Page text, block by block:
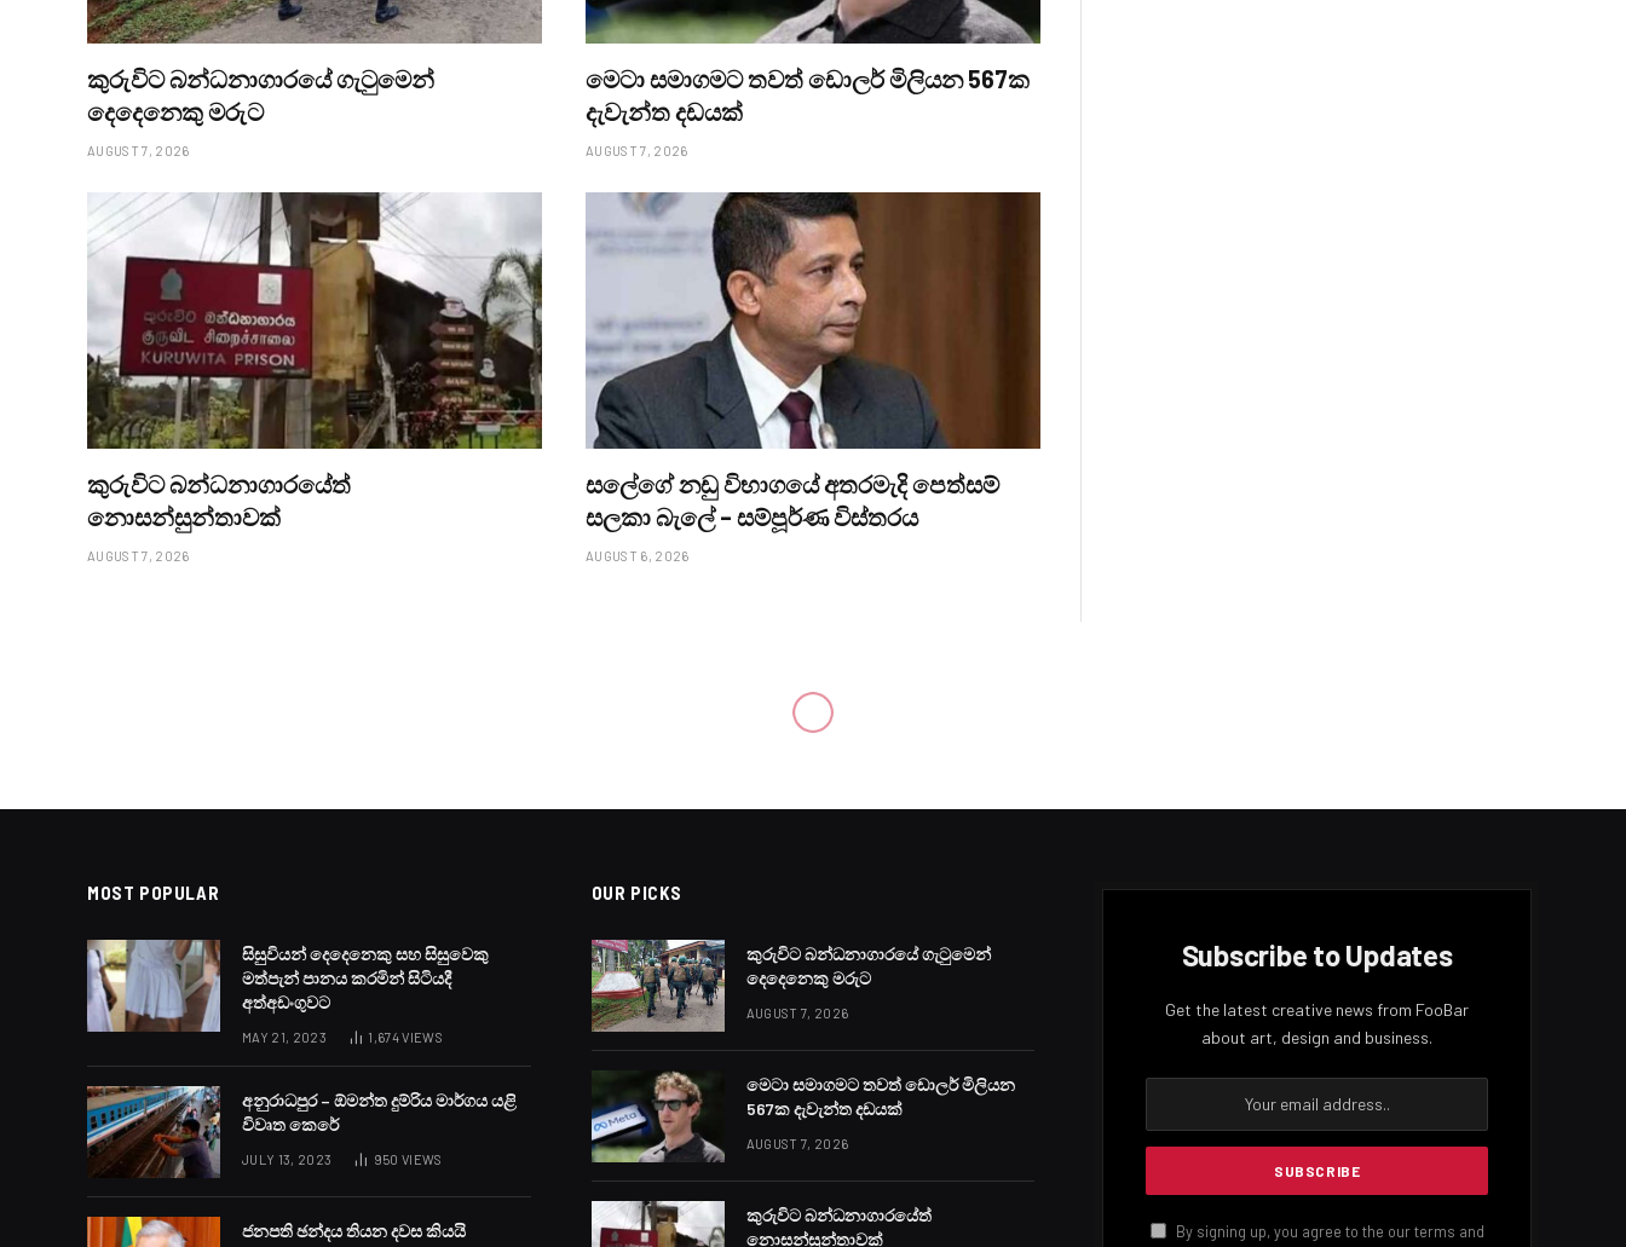
කුරුවිට බන්ධනාගාරයේ ගැටුමෙන්
දෙදෙනෙකු මරුට
AUGUST 7, 2026
මෙටා සමාගමට තවත් ඩොලර් මිලියන 567ක
දැවැන්ත දඩයක්
AUGUST 7, 2026
කුරුවිට බන්ධනාගාරයේත්
නොසන්සුන්තාවක්
AUGUST 7, 2026
සලේගේ නඩු විභාගයේ අතරමැදි පෙත්සම්
සලකා බැලේ – සම්පූර්ණ විස්තරය
AUGUST 6, 2026
MOST POPULAR
සිසුවියන් දෙදෙනෙකු සහ සිසුවෙකු
මත්පැන් පානය කරමින් සිටියදී
අත්අඩංගුවට
MAY 21, 2023 1,674VIEWS
අනුරාධපුර – ඕමන්ත දුම්රිය මාර්ගය යළි
විවෘත කෙරේ
JULY 13, 2023 950 VIEWS
ජනපති ඡන්දය තියන දවස කියයි
OUR PICKS
කුරුවිට බන්ධනාගාරයේ ගැටුමෙන්
දෙදෙනෙකු මරුට
AUGUST 7, 2026
මෙටා සමාගමට තවත් ඩොලර් මිලියන
567ක දැවැන්ත දඩයක්
AUGUST 7, 2026
කුරුවිට බන්ධනාගාරයේත්
නොසන්සුන්තාවක්
Subscribe to Updates
Get the latest creative news from FooBar
about art, design and business.
By signing up, you agree to the our terms and